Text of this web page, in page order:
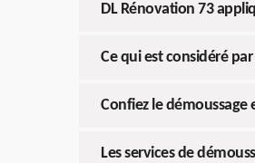
DL Rénovation 73
Ce qui est considéré
Confiez le
Les services de